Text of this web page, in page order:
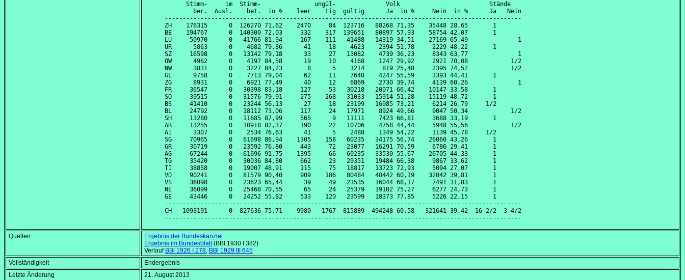
      Stimm-     im  Stimm-               ungül-              Volk                         Stände
        ber.  Ausl.    bet.  in %    leer    tig  gültig      Ja  in %     Nein  in %      Ja   Nein
----------------------------------------------------------------------------------------------------
ZH    176315      0  126270 71,62    2470     84  123716   88268 71,35    35448 28,65       1
BE    194767      0  140300 72,03     332    317  139651   80897 57,93    58754 42,07       1
LU     50970      0   41766 81,94     167    111   41488   14319 34,51    27169 65,49              1
UR      5863      0    4682 79,86      41     18    4623    2394 51,78     2229 48,22       1
SZ     16598      0   13142 79,18      33     27   13082    4739 36,23     8343 63,77              1
OW      4962      0    4197 84,58      19     10    4168    1247 29,92     2921 70,08            1/2
NW      3831      0    3227 84,23       8      5    3214     819 25,48     2395 74,52            1/2
GL      9758      0    7713 79,04      62     11    7640    4247 55,59     3393 44,41       1
ZG      8931      0    6921 77,49      40     12    6869    2730 39,74     4139 60,26              1
FR     36547      0   30398 83,18     127     53   30218   20071 66,42    10147 33,58       1
SO     39515      0   31576 79,91     275    268   31033   15914 51,28    15119 48,72       1
BS     41410      0   23244 56,13      27     18   23199   16985 73,21     6214 26,79     1/2
BL     24792      0   18112 73,06     117     24   17971    8924 49,66     9047 50,34            1/2
SH     13280      0   11685 87,99     565      9   11111    7423 66,81     3688 33,19       1
AR     13255      0   10918 82,37     190     22   10706    4758 44,44     5948 55,56            1/2
AI      3307      0    2534 76,63      41      5    2488    1349 54,22     1139 45,78     1/2
SG     70965      0   61698 86,94    1305    158   60235   34175 56,74    26060 43,26       1
GR     30719      0   23592 76,80     443     72   23077   16291 70,59     6786 29,41       1
AG     67244      0   61696 91,75    1395     66   60235   33530 55,67    26705 44,33       1
TG     35420      0   30036 84,80     662     23   29351   19484 66,38     9867 33,62       1
TI     38858      0   19007 48,91     115     75   18817   13723 72,93     5094 27,07       1
VD     90241      0   81579 90,40     909    186   80484   48442 60,19    32042 39,81       1
VS     36098      0   23623 65,44      39     49   23535   16044 68,17     7491 31,83       1
NE     36099      0   25468 70,55      65     24   25379   19102 75,27     6277 24,73       1
GE     43446      0   24252 55,82     533    120   23599   18373 77,85     5226 22,15       1
----------------------------------------------------------------------------------------------------
CH   1093191      0  827636 75,71    9980   1767  815889  494248 60,58   321641 39,42  16 2/2  3 4/2
Quellen
Ergebnis der Bundeskanzlei
Ergebnis im Bundesblatt(BBl 1930 I 382)
Verlauf BBl 1926 I 278, BBl 1929 III 645
Vollständigkeit
Endergebnis
Letzte Änderung
21. August 2013